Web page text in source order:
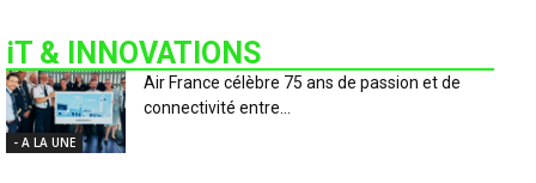
iT & INNOVATIONS
- A LA UNE
Air France célèbre 75 ans de passion et de
connectivité entre...